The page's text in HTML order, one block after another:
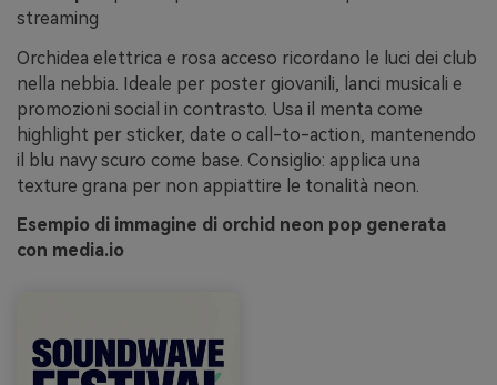
streaming
Orchidea elettrica e rosa acceso ricordano le luci dei club
nella nebbia. Ideale per poster giovanili, lanci musicali e
promozioni social in contrasto. Usa il menta come
highlight per sticker, date o call-to-action, mantenendo
il blu navy scuro come base. Consiglio: applica una
texture grana per non appiattire le tonalità neon.
Esempio di immagine di orchid neon pop generata
con media.io